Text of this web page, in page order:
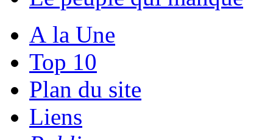
A la Une
Top 10
Plan du site
Liens